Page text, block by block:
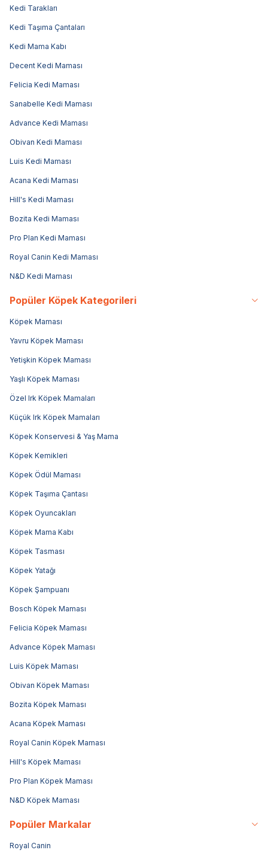
Kedi Tarakları
Kedi Taşıma Çantaları
Kedi Mama Kabı
Decent Kedi Maması
Felicia Kedi Maması
Sanabelle Kedi Maması
Advance Kedi Maması
Obivan Kedi Maması
Luis Kedi Maması
Acana Kedi Maması
Hill's Kedi Maması
Bozita Kedi Maması
Pro Plan Kedi Maması
Royal Canin Kedi Maması
N&D Kedi Maması
Popüler Köpek Kategorileri
Köpek Maması
Yavru Köpek Maması
Yetişkin Köpek Maması
Yaşlı Köpek Maması
Özel Irk Köpek Mamaları
Küçük Irk Köpek Mamaları
Köpek Konservesi & Yaş Mama
Köpek Kemikleri
Köpek Ödül Maması
Köpek Taşıma Çantası
Köpek Oyuncakları
Köpek Mama Kabı
Köpek Tasması
Köpek Yatağı
Köpek Şampuanı
Bosch Köpek Maması
Felicia Köpek Maması
Advance Köpek Maması
Luis Köpek Maması
Obivan Köpek Maması
Bozita Köpek Maması
Acana Köpek Maması
Royal Canin Köpek Maması
Hill's Köpek Maması
Pro Plan Köpek Maması
N&D Köpek Maması
Popüler Markalar
Royal Canin